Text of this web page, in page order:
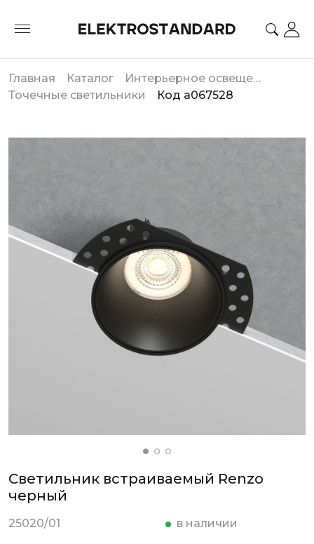
Главная Каталог
Интерьерное освещение
Точечные светильники
Код a067528
Светильник встраиваемый Renzo
черный
25020/01 в наличии